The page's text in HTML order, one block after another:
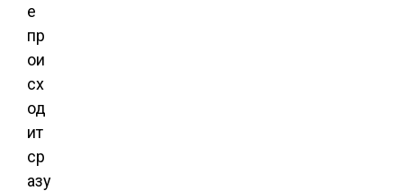
е
пр
ои
сх
од
ит
ср
азу